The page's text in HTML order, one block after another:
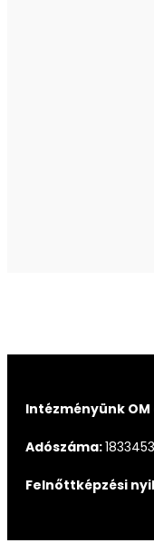
Intézményünk
Adószáma:
Felnőttképzési